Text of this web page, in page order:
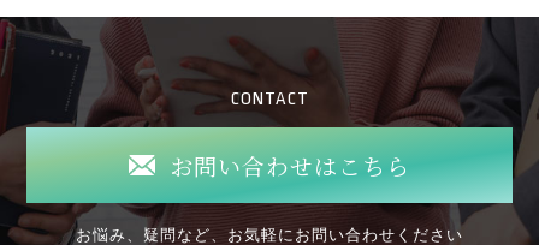
CONTACT
お問い合わせはこちら
お悩み、疑問など、お気軽にお問い合わせください